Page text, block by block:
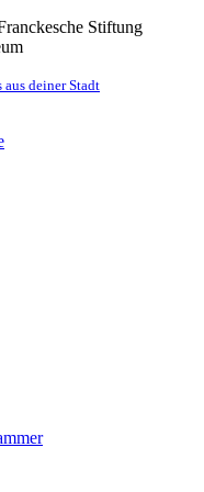
aus deiner Stadt